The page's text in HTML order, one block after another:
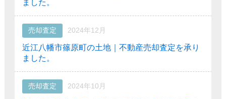
ました。
売却査定 2024年12月
近江八幡市篠原町の土地｜不動産売却査定を承り
ました。
売却査定 2024年10月